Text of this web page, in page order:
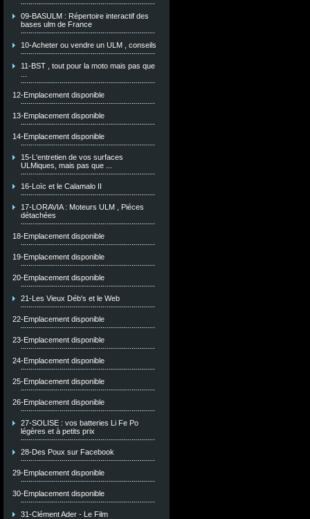
09-BASULM : Répertoire interactif des
bases ulm de France
10-Acheter ou vendre un ULM , conseils
11-BST , tout pour la moto mais pas que
12-Emplacement disponible
13-Emplacement disponible
14-Emplacement disponible
15-L'entretien de vos surfaces
ULMiques, mais pas que ...
16-Loïc et le Calamalo II
17-LORAVIA : Moteurs ULM , Piéces
détachées
18-Emplacement disponible
19-Emplacement disponible
20-Emplacement disponible
21-Les Vieux Déb's et le Web
22-Emplacement disponible
23-Emplacement disponible
24-Emplacement disponible
25-Emplacement disponible
26-Emplacement disponible
27-SOLISE : vos batteries Li Fe Po
légères et à petits prix
28-Des Poux sur Facebook
29-Emplacement disponible
30-Emplacement disponible
31-Clément Ader - Le Film